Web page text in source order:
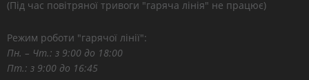
(Під час повітряної тривоги "гаряча лінія" не працює)
Режим роботи "гарячої лінії":
Пн. – Чт.: з 9:00 до 18:00
Пт.: з 9:00 до 16:45